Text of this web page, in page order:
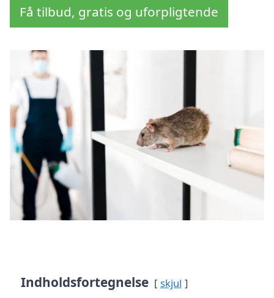
Få tilbud, gratis og uforpligtende
Indholdsfortegnelse skjul